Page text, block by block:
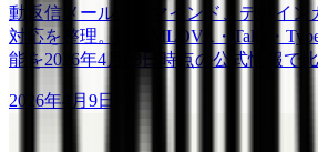
動返信メール、リマインド、デザイン
対応を整理。FORMLOVA・Tally・
能を2026年4月28日時点の公式情報で
2026年4月9日